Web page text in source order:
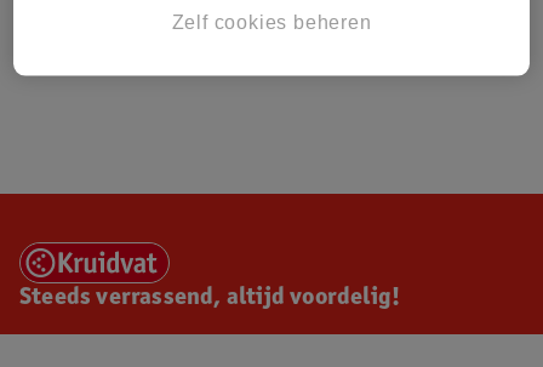
Steeds verrassend, altijd voordelig!
Zelf cookies beheren